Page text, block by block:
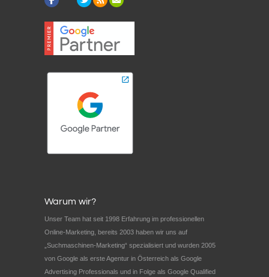
Warum wir?
Unser Team hat seit 1998 Erfahrung im professionellen
Online-Marketing, bereits 2003 haben wir uns auf
„Suchmaschinen-Marketing“ spezialisiert und wurden 2005
von Google als erste Agentur in Österreich als Google
Advertising Professionals und in Folge als Google Qualified